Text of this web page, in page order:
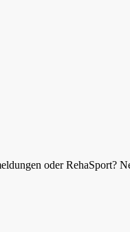
oder RehaSport?